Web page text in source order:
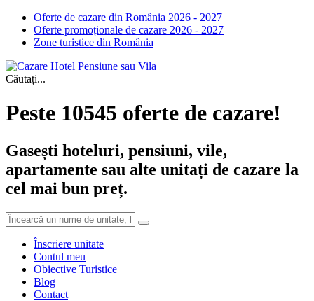
Oferte de cazare din România 2026 - 2027
Oferte promoționale de cazare 2026 - 2027
Zone turistice din România
Căutați...
Peste 10545 oferte de cazare!
Gasești hoteluri, pensiuni, vile,
apartamente sau alte unitați de cazare la
cel mai bun preț.
Înscriere unitate
Contul meu
Obiective Turistice
Blog
Contact